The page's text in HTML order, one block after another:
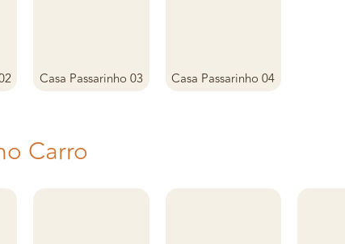
Casa Passarinho 03 Casa Passarinho 04
Carro